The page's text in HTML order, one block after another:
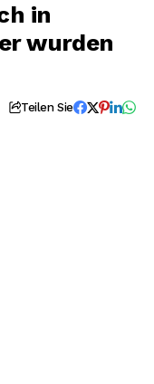
in
wurden
Teilen Sie